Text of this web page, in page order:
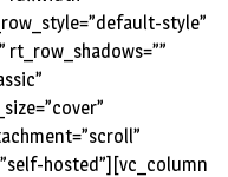
style”
rt_row_shadows=””
hosted”][vc_column